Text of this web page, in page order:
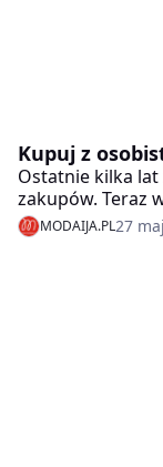
Kupuj z
Ostatnie kilka lat
zakupów. Teraz
ze spędzeniem
gdzie nie tylko
zakupów
MODAIJA.PL27